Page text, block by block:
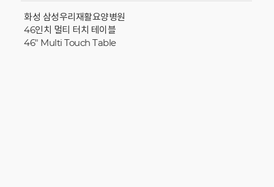
화성 삼성우리재활요양병원
46인치 멀티 터치 테이블
46" Multi Touch Table